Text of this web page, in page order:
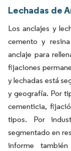
Lechadas de
Los anclajes y
cemento y
anclaje para
fijaciones
y lechadas está
y geografía. Por
cementicia,
tipos. Por
segmentado en
informe